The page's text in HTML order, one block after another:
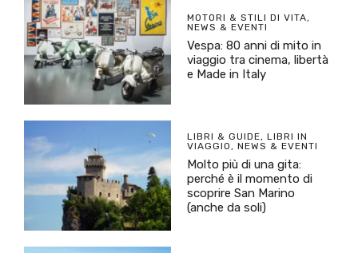
MOTORI & STILI DI VITA,
NEWS & EVENTI
Vespa: 80 anni di mito in
viaggio tra cinema, libertà
e Made in Italy
LIBRI & GUIDE, LIBRI IN
VIAGGIO, NEWS & EVENTI
Molto più di una gita:
perché è il momento di
scoprire San Marino
(anche da soli)